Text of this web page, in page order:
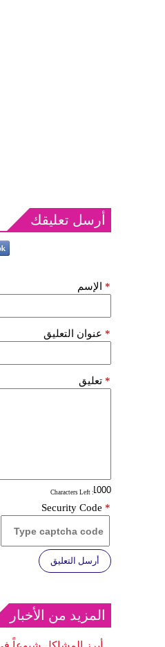
أرسل تعليقك
الإسم *
عنوان التعليق *
تعليق *
: Characters Left
Security Code *
أرسل التعليق
المزيد من الأخبار